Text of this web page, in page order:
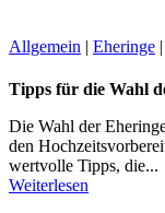
Allgemein | Eheringe |
Tipps für die Wahl
Die Wahl der
den
wertvolle Tipps, die...
Weiterlesen